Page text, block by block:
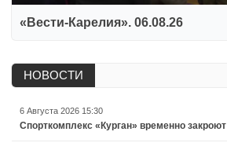
«Вести-Карелия». 06.08.26
НОВОСТИ
6 Августа 2026 15:30
Спорткомплекс «Курган» временно закроют